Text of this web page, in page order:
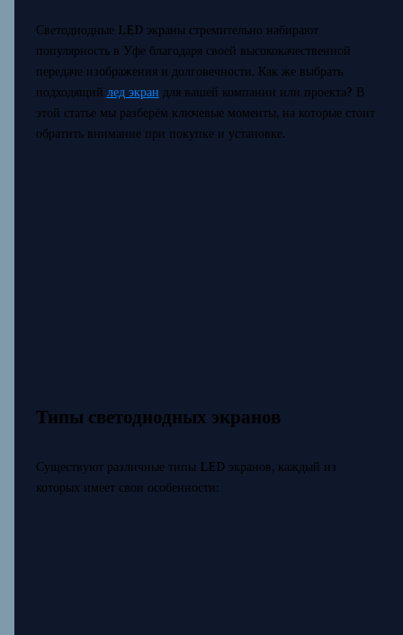
Светодиодные LED экраны стремительно набирают
популярность в Уфе благодаря своей высококачественной
передаче изображения и долговечности. Как же выбрать
подходящий лед экран для вашей компании или проекта? В
этой статье мы разберём ключевые моменты, на которые стоит
обратить внимание при покупке и установке.
Типы светодиодных экранов
Существуют различные типы LED экранов, каждый из
которых имеет свои особенности: